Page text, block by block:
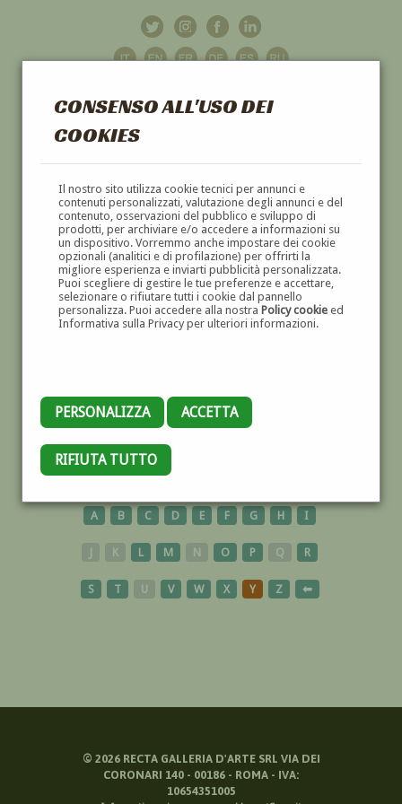
CONSENSO ALL'USO DEI
COOKIES
Il nostro sito utilizza cookie tecnici per annunci e
contenuti personalizzati, valutazione degli annunci e del
contenuto, osservazioni del pubblico e sviluppo di
prodotti, per archiviare e/o accedere a informazioni su
un dispositivo. Vorremmo anche impostare dei cookie
opzionali (analitici e di profilazione) per offrirti la
migliore esperienza e inviarti pubblicità personalizzata.
Puoi scegliere di gestire le tue preferenze e accettare,
selezionare o rifiutare tutti i cookie dal pannello
personalizza. Puoi accedere alla nostra Policy cookieed
Informativa sulla Privacy per ulteriori informazioni.
PERSONALIZZA ACCETTA
RIFIUTA TUTTO
GALLERIAD'ARTE
DIPINTI E SCULTURE '800 E '900
MINIATURISTI
A B C D E F G H I
J K L M N O P Q R
S T U V W X Y Z ⬅
© 2026RECTA GALLERIA D'ARTE SRL VIA DEI
CORONARI 140 - 00186 - ROMA - IVA:
10654351005